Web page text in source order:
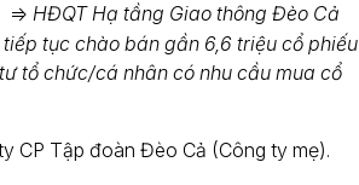
=> HĐQT Hạ tầng Giao thông Đèo Cả
tục chào bán gần 6,6 triệu cổ phiếu
tổ chức/cá nhân có nhu cầu mua cổ
CP Tập đoàn Đèo Cả (Công ty mẹ).